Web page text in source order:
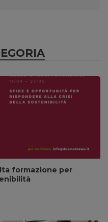
formazione per